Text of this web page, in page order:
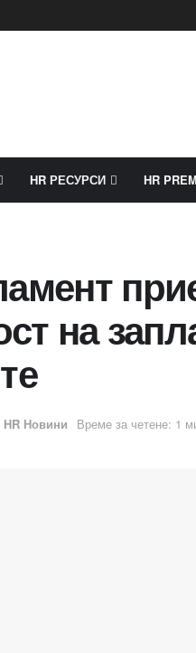
HR РЕСУРСИ HR
на
HR Новини Време за четене: 1